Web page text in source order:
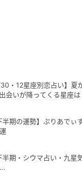
30・12星座別恋占い】
会いが降ってくる星座は
半期の運勢】ぷりあで
半期・シウマ占い・九